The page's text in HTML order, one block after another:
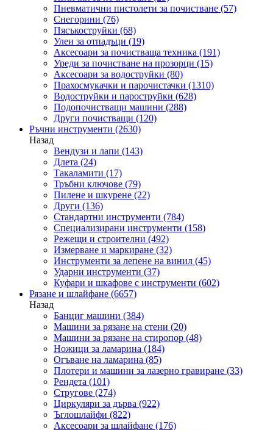
Пневматични пистолети за почистване (57)
Снегорини (76)
Пясъкоструйки (68)
Улеи за отпадъци (19)
Аксесоари за почистваща техника (191)
Уреди за почистване на прозорци (15)
Аксесоари за водоструйки (80)
Прахосмукачки и парочистачки (1310)
Водоструйки и пароструйки (628)
Подопочистващи машини (288)
Други почистващи (120)
Ръчни инструменти (2630)
Назад
Вендузи и лапи (143)
Длета (24)
Такаламити (17)
Тръбни ключове (79)
Пилене и шкурене (22)
Други (136)
Стандартни инструменти (784)
Специализирани инструменти (158)
Режещи и строителни (492)
Измерване и маркиране (32)
Инструменти за лепене на винил (45)
Ударни инструменти (37)
Куфари и шкафове с инструменти (602)
Рязане и шлайфане (6657)
Назад
Банциг машини (384)
Машини за рязане на стени (20)
Машини за рязане на стиропор (48)
Ножици за ламарина (184)
Огъване на ламарина (85)
Плотери и машини за лазерно гравиране (33)
Рендета (101)
Стругове (274)
Циркуляри за дърва (922)
Ъглошлайфи (822)
Аксесоари за шлайфане (176)